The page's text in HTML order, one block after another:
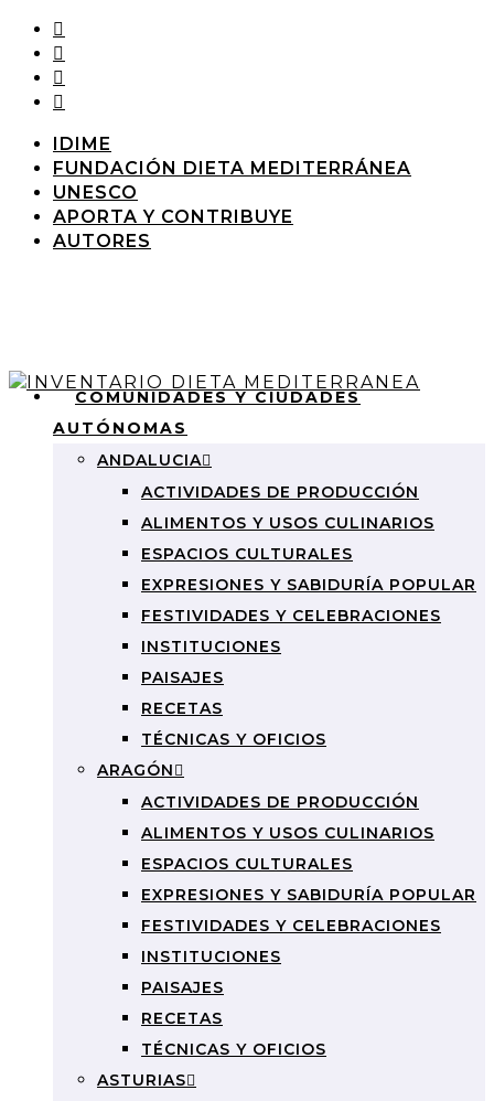
IDIME
FUNDACIÓN DIETA MEDITERRÁNEA
UNESCO
APORTA Y CONTRIBUYE
AUTORES
COMUNIDADES Y CIUDADES
AUTÓNOMAS
ANDALUCIA
ACTIVIDADES DE PRODUCCIÓN
ALIMENTOS Y USOS CULINARIOS
ESPACIOS CULTURALES
EXPRESIONES Y SABIDURÍA POPULAR
FESTIVIDADES Y CELEBRACIONES
INSTITUCIONES
PAISAJES
RECETAS
TÉCNICAS Y OFICIOS
ARAGÓN
ACTIVIDADES DE PRODUCCIÓN
ALIMENTOS Y USOS CULINARIOS
ESPACIOS CULTURALES
EXPRESIONES Y SABIDURÍA POPULAR
FESTIVIDADES Y CELEBRACIONES
INSTITUCIONES
PAISAJES
RECETAS
TÉCNICAS Y OFICIOS
ASTURIAS